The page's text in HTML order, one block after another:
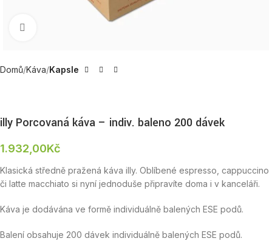
Domů Káva Kapsle
illy Porcovaná káva – indiv. baleno 200 dávek
1.932,00Kč
Klasická středně pražená káva illy. Oblíbené espresso, cappuccino
či latte macchiato si nyní jednoduše připravíte doma i v kanceláři.
Káva je dodávána ve formě individuálně balených ESE podů.
Balení obsahuje 200 dávek individuálně balených ESE podů.